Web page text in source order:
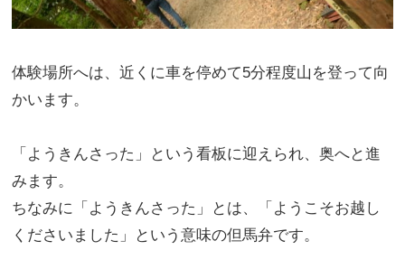
体験場所へは、近くに車を停めて5分程度山を登って向
かいます。
「ようきんさった」という看板に迎えられ、奥へと進
みます。
ちなみに「ようきんさった」とは、「ようこそお越し
くださいました」という意味の但馬弁です。